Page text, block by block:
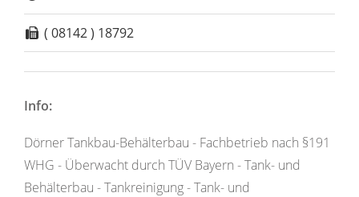
( 08142 ) 18792
Info:
Dörner Tankbau-Behälterbau - Fachbetrieb nach §191
WHG - Überwacht durch TÜV Bayern - Tank- und
Behälterbau - Tankreinigung - Tank- und